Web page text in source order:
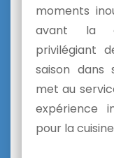
moments
avant la
privilégiant
saison dans
met au
expérience
pour la